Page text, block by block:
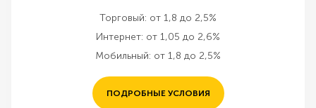
Торговый: от 1,8 до 2,5%
Интернет: от 1,05 до 2,6%
Мобильный: от 1,8 до 2,5%
ПОДРОБНЫЕ УСЛОВИЯ